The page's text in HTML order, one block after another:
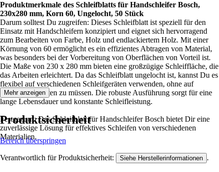
Produktmerkmale des Schleifblatts für Handschleifer Bosch,
230x280 mm, Korn 60, Ungelocht, 50 Stück
Darum solltest Du zugreifen: Dieses Schleifblatt ist speziell für den
Einsatz mit Handschleifern konzipiert und eignet sich hervorragend
zum Bearbeiten von Farbe, Holz und endlackiertem Holz. Mit einer
Körnung von 60 ermöglicht es ein effizientes Abtragen von Material,
was besonders bei der Vorbereitung von Oberflächen von Vorteil ist.
Die Maße von 230 x 280 mm bieten eine großzügige Schleiffläche, die
das Arbeiten erleichtert. Da das Schleifblatt ungelocht ist, kannst Du es
flexibel auf verschiedenen Schleifgeräten verwenden, ohne auf
Lochungen achten zu müssen. Die robuste Ausführung sorgt für eine
lange Lebensdauer und konstante Schleifleistung.
Festgezurrt: Das Schleifblatt für Handschleifer Bosch bietet Dir eine
zuverlässige Lösung für effektives Schleifen von verschiedenen
Materialien.
Mehr anzeigen
Produktsicherheit
Bereich überspringen
Verantwortlich für Produktsicherheit: Siehe Herstellerinformationen .